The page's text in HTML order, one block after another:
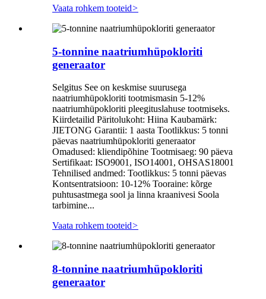
Vaata rohkem tooteid>
5-tonnine naatriumhüpokloriti
generaator
Selgitus See on keskmise suurusega
naatriumhüpokloriti tootmismasin 5-12%
naatriumhüpokloriti pleegituslahuse tootmiseks.
Kiirdetailid Päritolukoht: Hiina Kaubamärk:
JIETONG Garantii: 1 aasta Tootlikkus: 5 tonni
päevas naatriumhüpokloriti generaator
Omadused: kliendipõhine Tootmisaeg: 90 päeva
Sertifikaat: ISO9001, ISO14001, OHSAS18001
Tehnilised andmed: Tootlikkus: 5 tonni päevas
Kontsentratsioon: 10-12% Tooraine: kõrge
puhtusastmega sool ja linna kraanivesi Soola
tarbimine...
Vaata rohkem tooteid>
8-tonnine naatriumhüpokloriti
generaator